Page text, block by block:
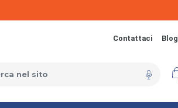
Contattaci Blog